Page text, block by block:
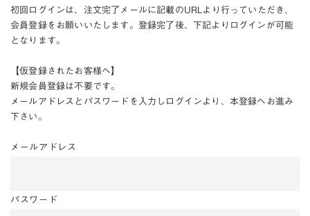
初回ログインは、注文完了メールに記載のURLより行っていただき、
会員登録をお願いいたします。登録完了後、下記よりログインが可能
となります。
【仮登録されたお客様へ】
新規会員登録は不要です。
メールアドレスとパスワードを入力しログインより、本登録へお進み
下さい。
メールアドレス
パスワード